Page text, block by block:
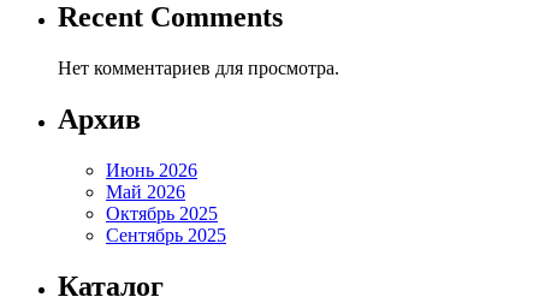
Recent Comments
Нет комментариев для просмотра.
Архив
Июнь 2026
Май 2026
Октябрь 2025
Сентябрь 2025
Каталог